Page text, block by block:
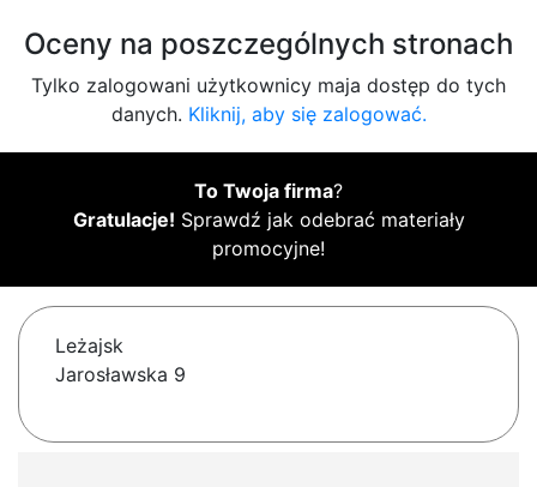
Oceny na poszczególnych stronach
Tylko zalogowani użytkownicy maja dostęp do tych
danych. Kliknij, aby się zalogować.
To Twoja firma?
Gratulacje! Sprawdź jak odebrać materiały
promocyjne!
Leżajsk
Jarosławska 9